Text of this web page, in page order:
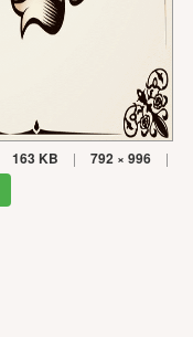
163 KB | 792 × 996 |